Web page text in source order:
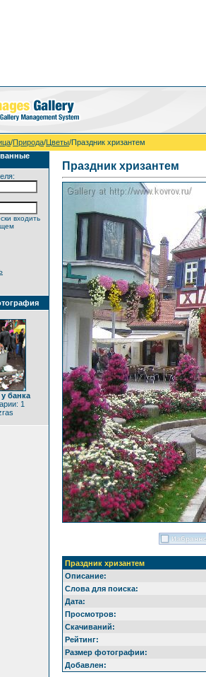
/Природа/Цветы/Праздник хризантем
входить
банка
1
Праздник хризантем
Праздник хризантем
Описание:
Слова для поиска:
Дата:
Просмотров:
Скачиваний:
Рейтинг:
Размер фотографии:
Добавлен: